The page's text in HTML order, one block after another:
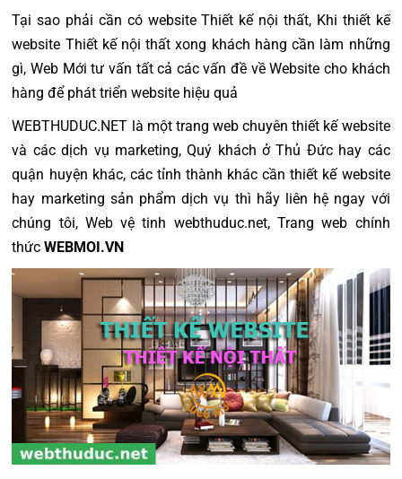
Tại sao phải cần có website Thiết kế nội thất, Khi thiết kế
website Thiết kế nội thất xong khách hàng cần làm những
gì, Web Mới tư vấn tất cả các vấn đề về Website cho khách
hàng để phát triển website hiệu quả
WEBTHUDUC.NET là một trang web chuyên thiết kế website
và các dịch vụ marketing, Quý khách ở Thủ Đức hay các
quận huyện khác, các tỉnh thành khác cần thiết kế website
hay marketing sản phẩm dịch vụ thì hãy liên hệ ngay với
chúng tôi, Web vệ tinh webthuduc.net, Trang web chính
thứcWEBMOI.VN